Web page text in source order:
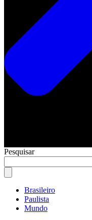
Pesquisar
Brasileiro
Paulista
Mundo